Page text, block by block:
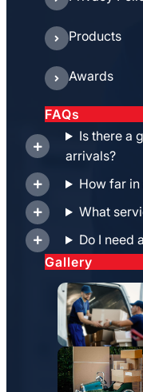
Products
Awards
FAQs
Is there a
arrivals?
How far
What
Do I need
Gallery